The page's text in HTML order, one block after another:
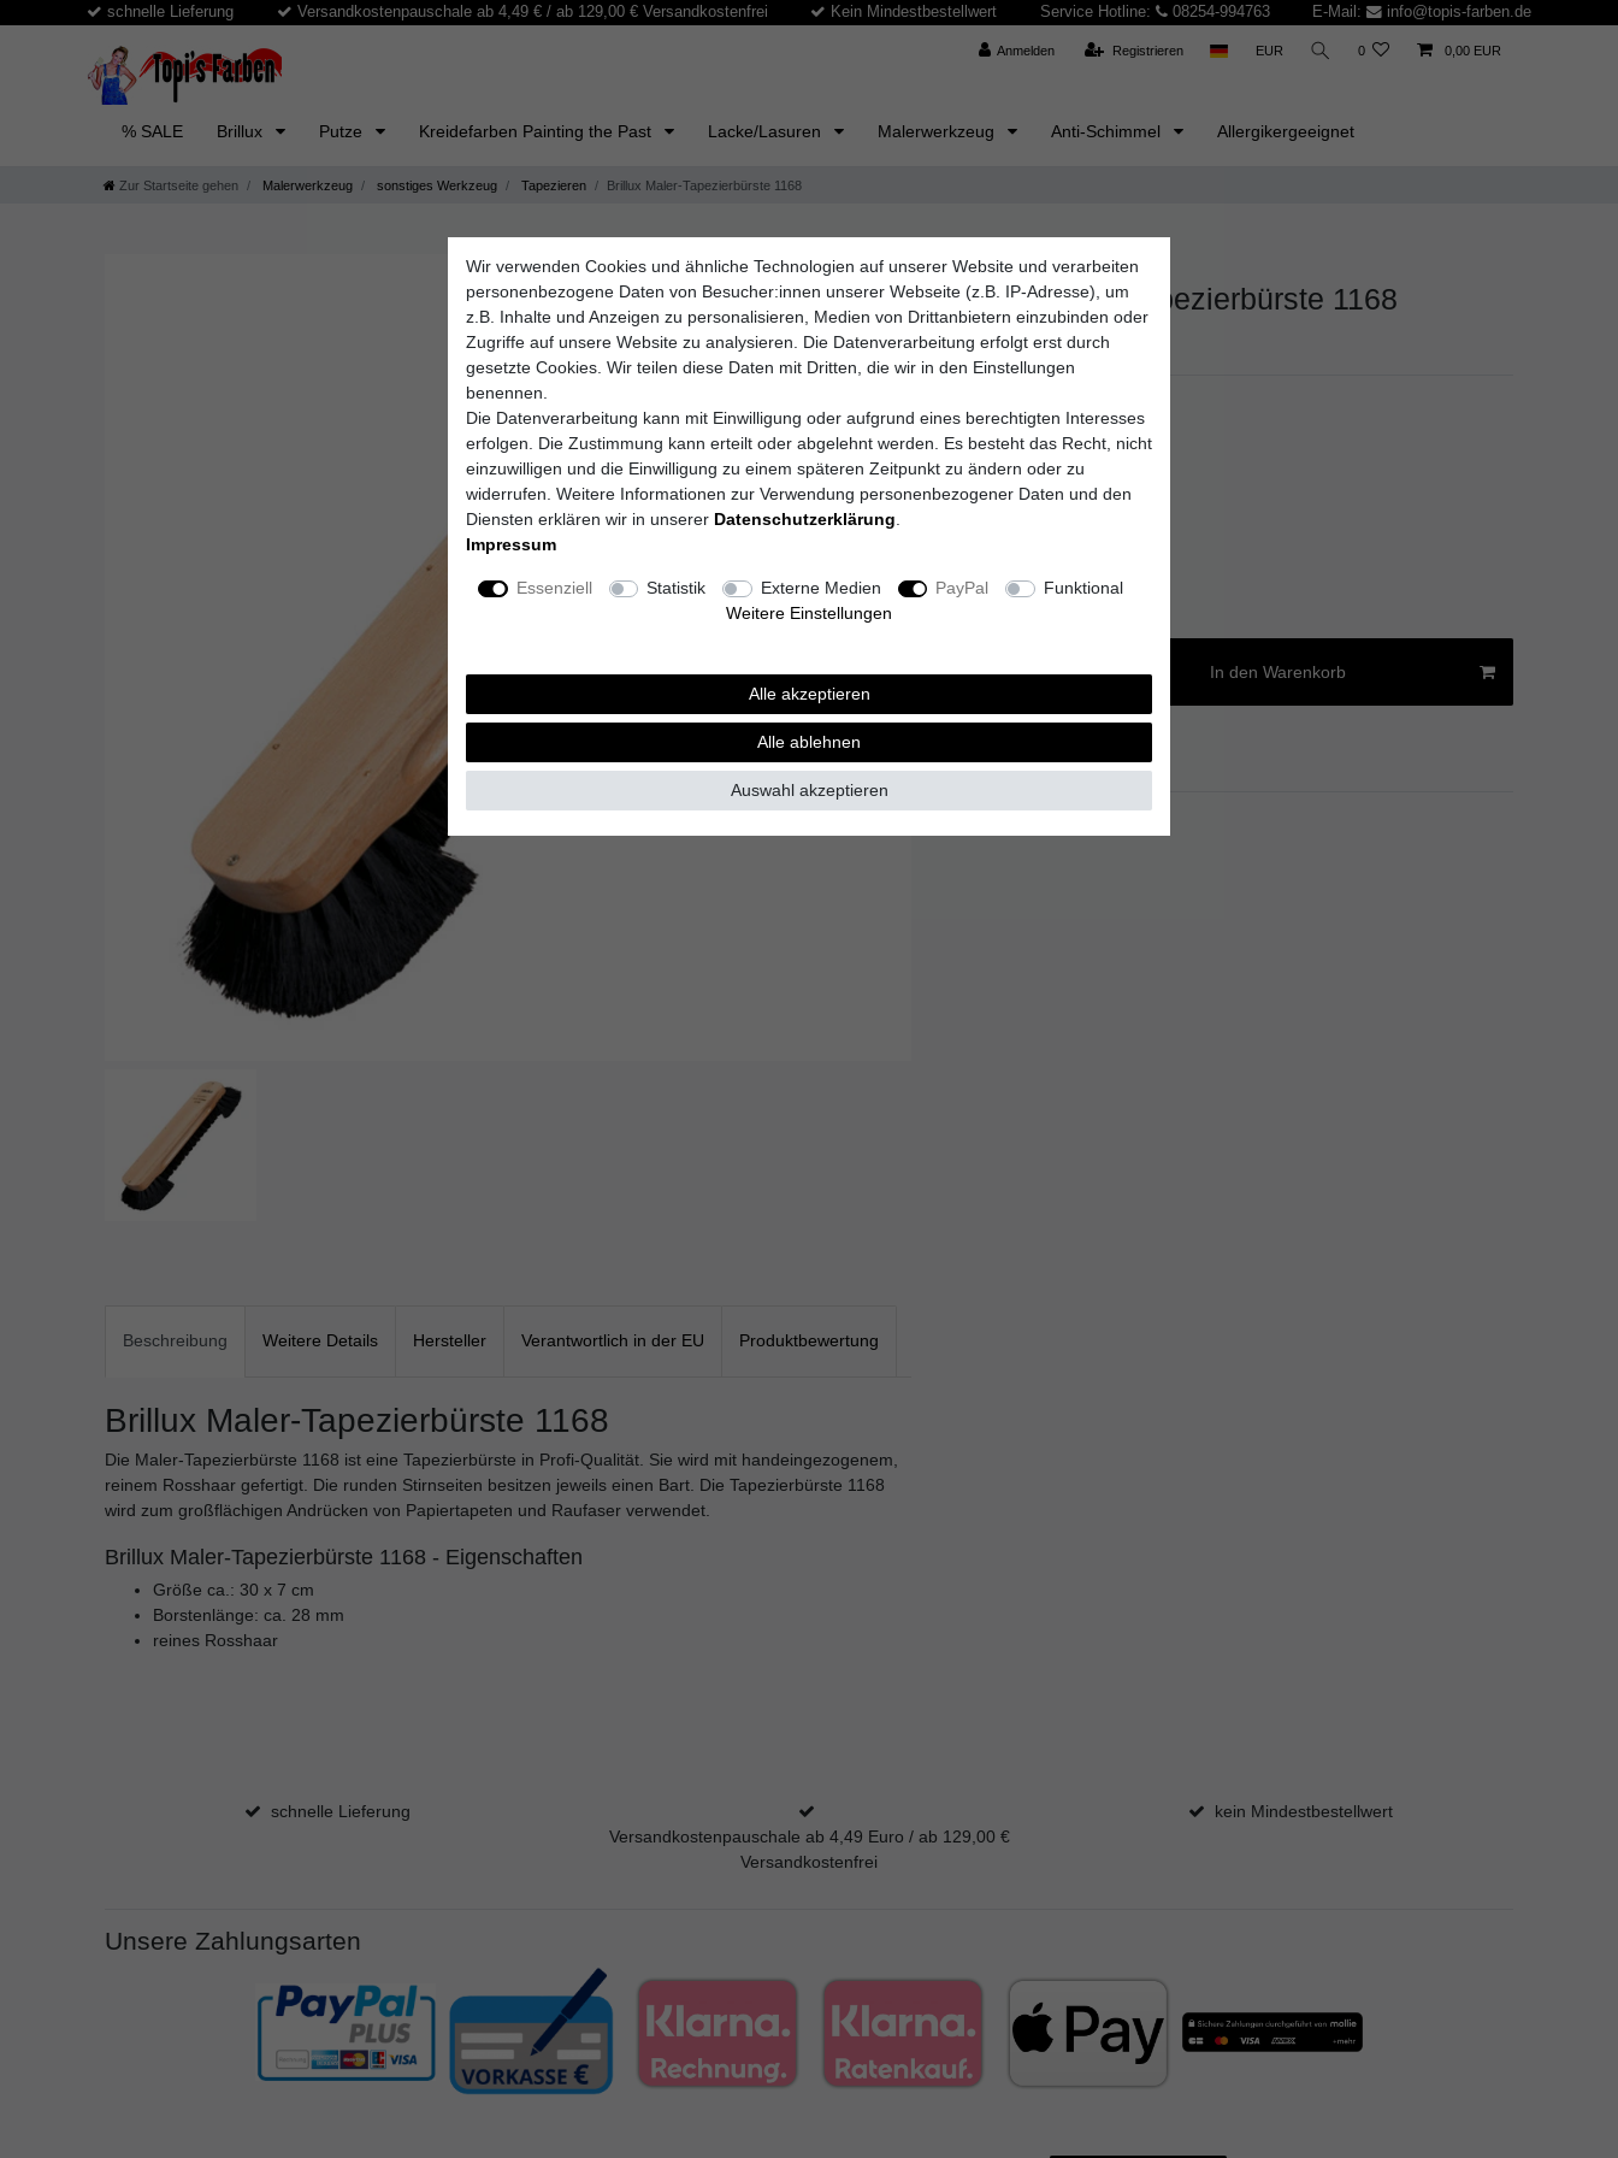
schnelle Lieferung Versandkostenpauschale ab 4,49 € / ab 129,00 € Versandkostenfrei Kein Mindestbestellwert Service Hotline: 08254-994763 E-Mail: info@topis-farben.de
Anmelden Registrieren EUR 0 0,00 EUR
% SALE Brillux Putze Kreidefarben Painting the Past Lacke/Lasuren Malerwerkzeug Anti-Schimmel Allergikergeeignet
Zur Startseite gehen Malerwerkzeug sonstiges Werkzeug Tapezieren Brillux Maler-Tapezierbürste 1168
Brillux GmbH & Co.KG
Brillux Maler-Tapezierbürste 1168
109,12 EUR
In den Warenkorb
Wunschliste
Beschreibung Weitere Details Hersteller Verantwortlich in der EU Produktbewertung
Brillux Maler-Tapezierbürste 1168
Die Maler-Tapezierbürste 1168 ist eine Tapezierbürste in Profi-Qualität. Sie wird mit handeingezogenem,
reinem Rosshaar gefertigt. Die runden Stirnseiten besitzen jeweils einen Bart. Die Tapezierbürste 1168
wird zum großflächigen Andrücken von Papiertapeten und Raufaser verwendet.
Brillux Maler-Tapezierbürste 1168 - Eigenschaften
Größe ca.: 30 x 7 cm
Borstenlänge: ca. 28 mm
reines Rosshaar
schnelle Lieferung
Versandkostenpauschale ab 4,49 Euro / ab 129,00 €
Versandkostenfrei
kein Mindestbestellwert
Unsere Zahlungsarten
Wir verwenden Cookies und ähnliche Technologien auf unserer Website und verarbeiten
personenbezogene Daten von Besucher:innen unserer Webseite (z.B. IP-Adresse), um
z.B. Inhalte und Anzeigen zu personalisieren, Medien von Drittanbietern einzubinden oder
Zugriffe auf unsere Website zu analysieren. Die Datenverarbeitung erfolgt erst durch
gesetzte Cookies. Wir teilen diese Daten mit Dritten, die wir in den Einstellungen
benennen.
Die Datenverarbeitung kann mit Einwilligung oder aufgrund eines berechtigten Interesses
erfolgen. Die Zustimmung kann erteilt oder abgelehnt werden. Es besteht das Recht, nicht
einzuwilligen und die Einwilligung zu einem späteren Zeitpunkt zu ändern oder zu
widerrufen. Weitere Informationen zur Verwendung personenbezogener Daten und den
Diensten erklären wir in unserer Daten­schutz­erklärung
Impressum
Essenziell Statistik Externe Medien PayPal
Funktional
Weitere Einstellungen
Alle akzeptieren
Alle ablehnen
Auswahl akzeptieren